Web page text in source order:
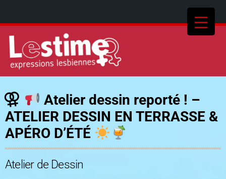
Atelier dessin reporté ! –
ATELIER DESSIN EN TERRASSE &
APÉRO D’ÉTÉ
Atelier de Dessin